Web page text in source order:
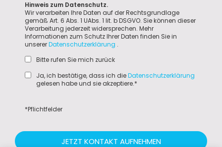
Hinweis zum Datenschutz.
Wir verarbeiten Ihre Daten auf der Rechtsgrundlage
gemäß Art. 6 Abs. 1 UAbs. 1 lit. b DSGVO. Sie können dieser
Verarbeitung jederzeit widersprechen. Mehr
Informationen zum Schutz Ihrer Daten finden Sie in
unsererDatenschutzerklärung .
Bitte rufen Sie mich zurück
Ja, ich bestätige, dass ich dieDatenschutzerklärung
gelesen habe und sie akzeptiere.*
*Pflichtfelder
JETZT KONTAKT AUFNEHMEN